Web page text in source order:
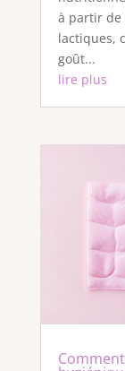
à partir de
lactiques,
goût...
lire plus